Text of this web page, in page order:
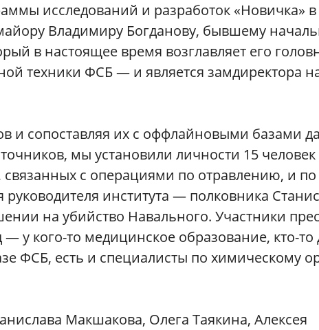
исследований и разработок «Новичка» в
Владимиру Богданову, бывшему
в настоящее время возглавляет его
техники ФСБ — и является замдиректора
и сопоставляя их с оффлайновыми базами
мы установили личности 15 человек
с операциями по отравлению, и по
института — полковника
на убийство Навального. Участники
у кого-то медицинское образование, кто-то
ФСБ, есть и специалисты по химическому
Макшакова, Олега Таякина, Алексея